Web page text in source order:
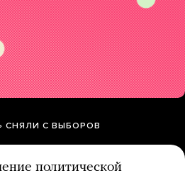
СНЯЛИ С ВЫБОРОВ
политической